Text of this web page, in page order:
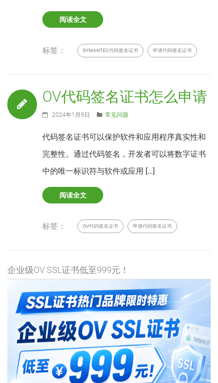
阅读全文
标签： SYMANTEC代码签名证书 申请代码签名证书
OV代码签名证书怎么申请
2024年1月9日 常见问题
代码签名证书可以保护软件和应用程序真实性和
完整性。通过代码签名，开发者可以将数字证书
中的唯一标识符与软件或应用 […]
阅读全文
标签： OV代码签名证书 申请代码签名证书
企业级OV SSL证书低至999元！